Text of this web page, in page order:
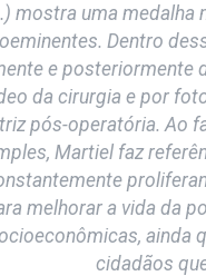
mostra uma
Dentro
e posteriormente
da cirurgia e por
pós-operatória. Ao
Martiel faz
melhorar a vida da
ainda
cidadãos